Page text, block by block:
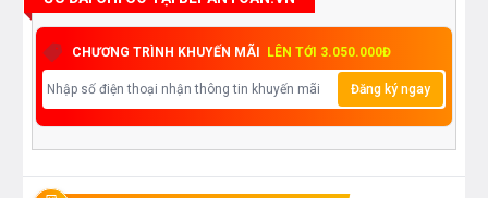
CHƯƠNG TRÌNH KHUYẾN MÃI LÊN TỚI 3.050.000Đ
Đăng ký ngay